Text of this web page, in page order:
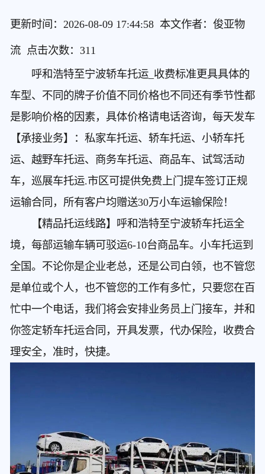
更新时间：2026-08-09 17:44:58 本文作者：俊亚物
流 点击次数： 311
呼和浩特至宁波轿车托运_收费标准更具具体的
车型、不同的牌子价值不同价格也不同还有季节性都
是影响价格的因素，具体价格请电话咨询，每天发车
【承接业务】：私家车托运、轿车托运、小轿车托
运、越野车托运、商务车托运、商品车、试驾活动
车，巡展车托运.市区可提供免费上门提车签订正规
运输合同，所有客户均赠送30万小车运输保险！
【精品托运线路】呼和浩特至宁波轿车托运全
境，每部运输车辆可驳运6-10台商品车。小车托运到
全国。不论你是企业老总，还是公司白领，也不管您
是单位或个人，也不管您的工作有多忙，只要您在百
忙中一个电话，我们将会安排业务员上门接车，并和
你签定轿车托运合同，开具发票，代办保险，收费合
理安全，准时，快捷。